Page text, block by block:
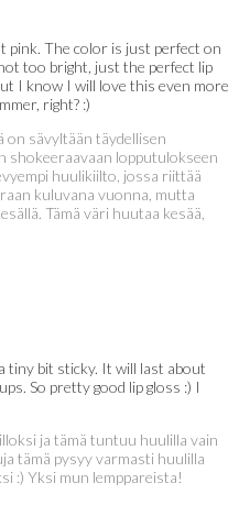
pink. The color is just perfect on
too bright, just the perfect lip
I know I will love this even more
right? :)
on sävyltään täydellisen
shokeeraavaan lopputulokseen
huulikiilto, jossa riittää
kuluvana vuonna, mutta
Tämä väri huutaa kesää,
tiny bit sticky. It will last about
So pretty good lip gloss :) I
ja tämä tuntuu huulilla vain
tämä pysyy varmasti huulilla
:) Yksi mun lemppareista!